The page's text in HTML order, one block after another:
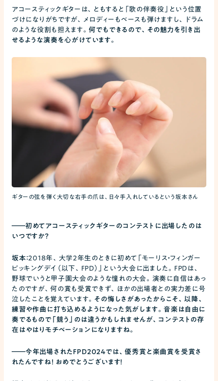
アコースティックギターは、ともすると「歌の伴奏役」という位置
づけになりがちですが、メロディーもベースも弾けますし、ドラム
のような役割も担えます。何でもできるので、その魅力を引き出
せるような演奏を心がけています。
ギターの弦を弾く大切な右手の爪は、日々手入れしているという坂本さん
――初めてアコースティックギターのコンテストに出場したのは
いつですか？
坂本：2018年、大学2年生のときに初めて「モーリス・フィンガー
ピッキングデイ（以下、FPD）」という大会に出ました。FPDは、
野球でいうと甲子園大会のような憧れの大会。演奏に自信はあっ
たのですが、何の賞も受賞できず、ほかの出場者との実力差に号
泣したことを覚えています。その悔しさがあったからこそ、以降、
練習や作曲に打ち込めるようになった気がします。音楽は自由に
奏でるもので「競う」のは違うかもしれませんが、コンテストの存
在はやはりモチベーションになりますね。
――今年出場されたFPD2024では、優秀賞と楽曲賞を受賞さ
れたんですね！ おめでとうございます！